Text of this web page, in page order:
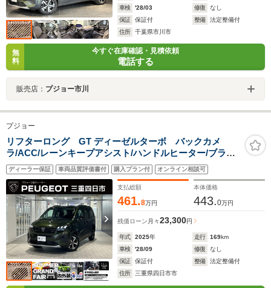
車検 '28/03 修復
なし
保証
保証付 整備
法定整備付
住所
千葉県市川市
無
料
今すぐ在庫確認・見積依頼
電話する
販売店： プジョー市川
プジョー
リフターロング GT ディーゼルターボ バックカメ
ラ/ACC/レーンキープアシスト/ハンドルヒーター/ブライ
ンドスポットモニター/レーンポジショニングアシス
ト/LEDヘッドライト/オートライト/純正17インチAW
ディーラー保証 車両品質評価書付 購入プラン付 オンライン相談可
支払総額
461.8万円
本体価格
443.0万円
残価ローン 月々23,300円
年式 2025年 走行 169km
車検
'28/09 修復
なし
保証
保証付 整備
法定整備付
住所
三重県四日市市